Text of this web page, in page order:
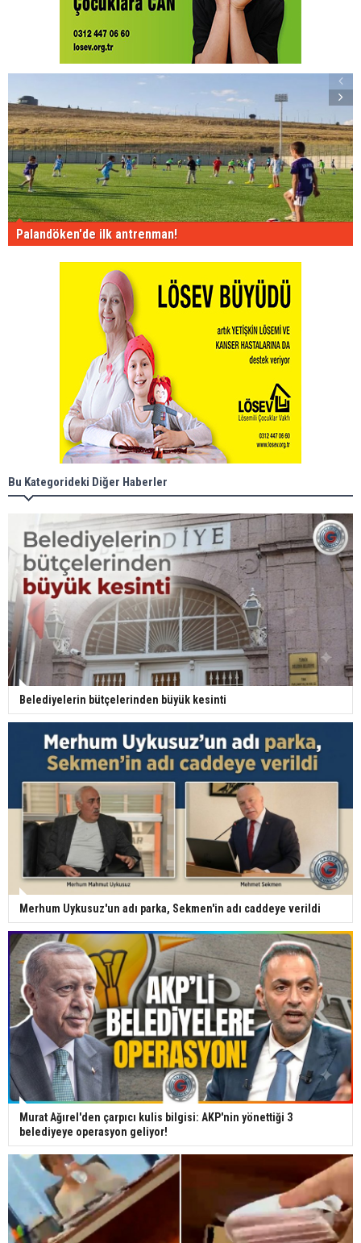
Palandöken'de ilk antrenman!
Bu Kategorideki Diğer Haberler
Belediyelerin bütçelerinden büyük kesinti
Merhum Uykusuz'un adı parka, Sekmen'in adı caddeye verildi
Murat Ağırel'den çarpıcı kulis bilgisi: AKP'nin yönettiği 3
belediyeye operasyon geliyor!